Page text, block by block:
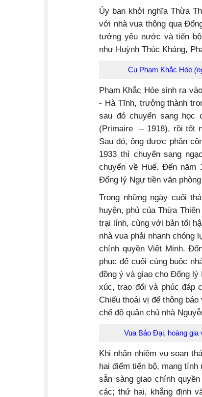
Ủy ban khởi nghĩa Thừa
với nhà vua thông qua
tưởng yêu nước và tiến
như Huỳnh Thúc Kháng,
Cụ Phạm Khắc Hòe
Phạm Khắc Hòe sinh ra
- Hà Tĩnh, trưởng thành
sau đó chuyển sang học
(Primaire – 1918), rồi tốt
Sau đó, ông được phân
1933 thì chuyển sang
chuyển về Huế. Đến
Đổng lý Ngự tiền văn
Trong những ngày cuối
huyện, phủ của Thừa
trại lính, cùng với bản tối
nhà vua phải nhanh chóng
chính quyền Việt Minh.
phục để cuối cùng buộc
đồng ý và giao cho Đổng lý
xúc, trao đổi và phúc đáp
Chiếu thoái vị để thông
chế độ quân
Vua Bảo Đại, hoàng
Khi nhận nhiệm vụ soạn
hai điểm tiến bộ, mang
sẵn sàng giao chính
các; thứ hai, khẳng định